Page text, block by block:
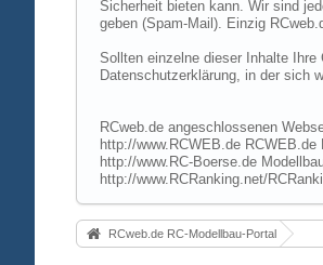
Sicherheit bieten kann. Wir sind
geben (Spam-Mail). Einzig
Sollten einzelne dieser Inhalte
Datenschutzerklärung, in der sich
RCweb.de angeschlossenen
http://www.RCWEB.de
http://www.RC-Boerse.de
http://www.RCRanking.net/
RCweb.de RC-Modellbau-Portal